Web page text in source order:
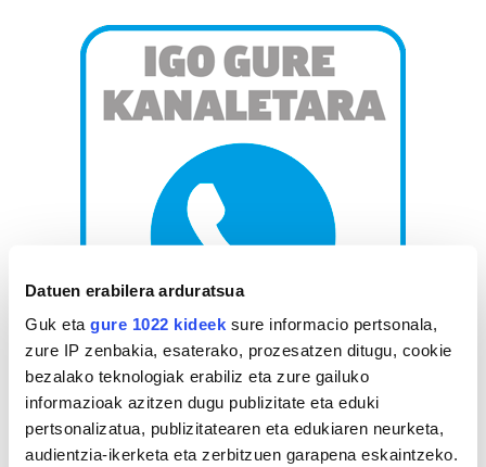
Datuen erabilera arduratsua
Guk eta gure 1022 kideek sure informacio pertsonala,
zure IP zenbakia, esaterako, prozesatzen ditugu, cookie
bezalako teknologiak erabiliz eta zure gailuko
informazioak azitzen dugu publizitate eta eduki
pertsonalizatua, publizitatearen eta edukiaren neurketa,
audientzia-ikerketa eta zerbitzuen garapena eskaintzeko.
AGENDA